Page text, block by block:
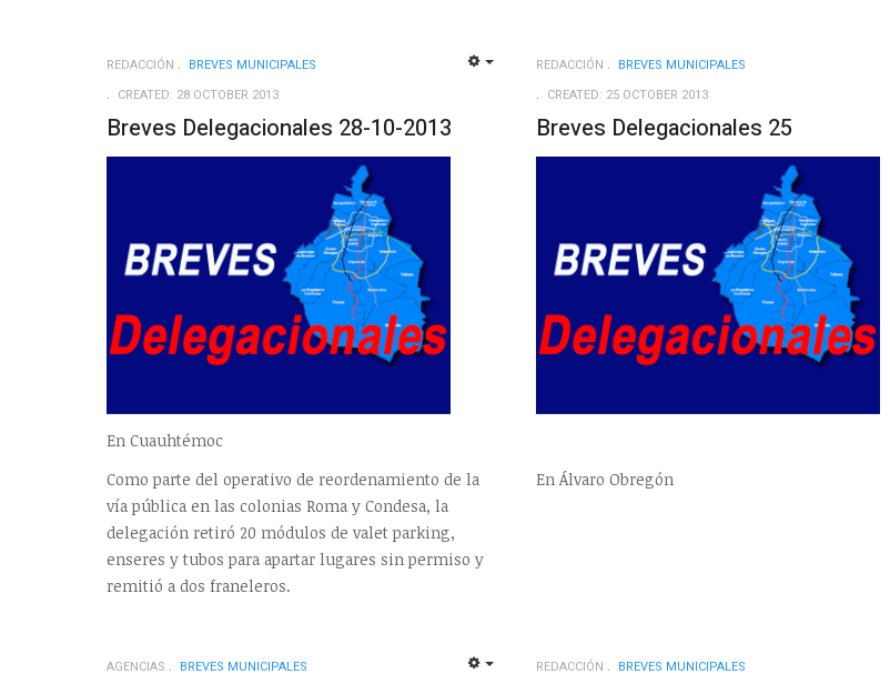
REDACCIÓN
BREVES MUNICIPALES
CREATED: 28 OCTOBER 2013
Breves Delegacionales 28-10-2013
En Cuauhtémoc
Como parte del operativo de reordenamiento de la
vía pública en las colonias Roma y Condesa, la
delegación retiró 20 módulos de valet parking,
enseres y tubos para apartar lugares sin permiso y
remitió a dos franeleros.
REDACCIÓN
BREVES MUNICIPALES
CREATED: 25 OCTOBER 2013
Breves Delegacionales 25
En Álvaro Obregón
AGENCIAS
BREVES MUNICIPALES
REDACCIÓN
BREVES MUNICIPALES